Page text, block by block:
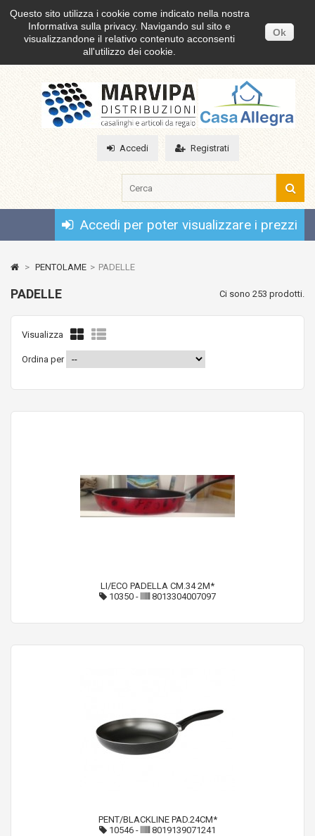
Questo sito utilizza i cookie come indicato nella nostra
Informativa sulla privacy. Navigando sul sito e
visualizzandone il relativo contenuto acconsenti
all'utilizzo dei cookie.
Ok
Accedi Registrati
Accedi per poter visualizzare i prezzi
> PENTOLAME > PADELLE
PADELLE Ci sono 253 prodotti.
Visualizza
Ordina per
LI/ECO PADELLA CM.34 2M*
10350 - 8013304007097
PENT/BLACKLINE PAD.24CM*
10546 - 8019139071241